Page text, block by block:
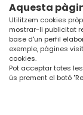
Avís
Política
Aquesta
Utilitzem cookies
mostrar-li publicitat
base d'un perfil
exemple, pàgines
cookies.
Pot acceptar totes
ús prement el botó